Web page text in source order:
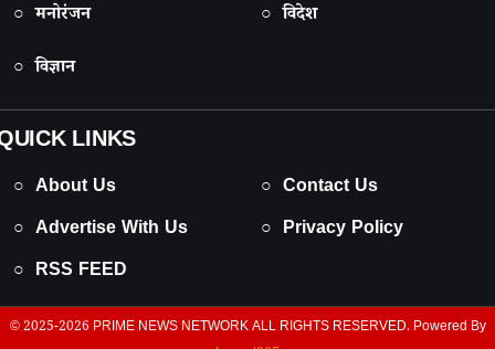
○ मनोरंजन
○ विदेश
○ विज्ञान
LINKS
○ About Us
○ Contact Us
○ Advertise With Us
○ Privacy Policy
○ RSS FEED
© 2025-2026 PRIME NEWS NETWORKALL RIGHTS RESERVED. Powered By